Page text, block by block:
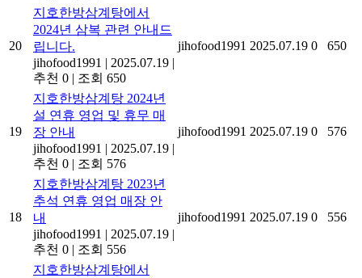
20
지호한방삼계탕에서
2024년 삼복 관련 안내드
립니다.
jihofood1991 | 2025.07.19 |
추천 0 | 조회 650
jihofood1991 2025.07.19 0 650
19
지호한방삼계탕 2024년
설 연휴 영업 및 휴무 매
장 안내
jihofood1991 | 2025.07.19 |
추천 0 | 조회 576
jihofood1991 2025.07.19 0 576
18
지호한방삼계탕 2023년
추석 연휴 영업 매장 안
내
jihofood1991 | 2025.07.19 |
추천 0 | 조회 556
jihofood1991 2025.07.19 0 556
지호한방삼계탕에서